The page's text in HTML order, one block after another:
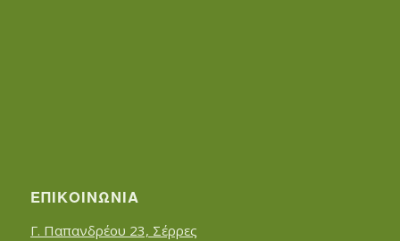
ΕΠΙΚΟΙΝΩΝΊΑ
Γ. Παπανδρέου 23, Σέρρες